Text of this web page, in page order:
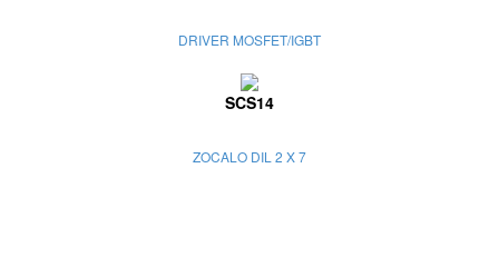
DRIVER MOSFET/IGBT
SCS14
ZOCALO DIL 2 X 7